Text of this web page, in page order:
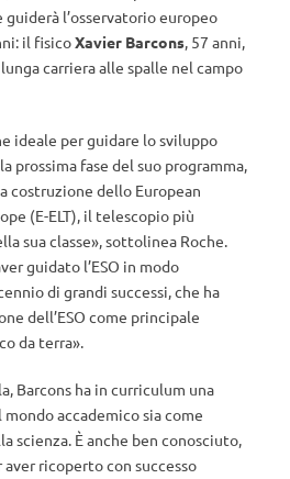
guiderà l’osservatorio europeo
il fisicoXavier Barcons, 57 anni,
carriera alle spalle nel campo
ideale per guidare lo sviluppo
prossima fase del suo programma,
costruzione dello European
(E-ELT), il telescopio più
sua classe», sottolinea Roche.
guidato l’ESO in modo
di grandi successi, che ha
dell’ESO come principale
da terra».
Barcons ha in curriculum una
accademico sia come
scienza. È anche ben conosciuto,
aver ricoperto con successo